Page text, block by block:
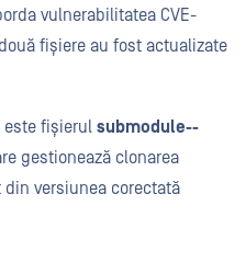
vulnerabilitatea CVE-
fișiere au fost actualizate
este fișierul submodule--
gestionează clonarea
versiunea corectată